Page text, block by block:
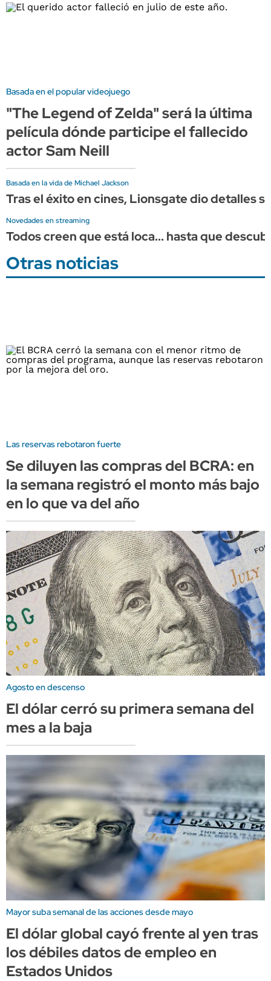
Basada en el popular videojuego
"The Legend of Zelda" será la última
película dónde participe el fallecido
actor Sam Neill
Basada en la vida de Michael Jackson
Tras el éxito en cines, Lionsgate dio detalles
Novedades en streaming
Todos creen que está loca... hasta que
Otras noticias
Las reservas rebotaron fuerte
Se diluyen las compras del BCRA: en
la semana registró el monto más bajo
en lo que va del año
Agosto en descenso
El dólar cerró su primera semana del
mes a la baja
Mayor suba semanal de las acciones desde mayo
El dólar global cayó frente al yen tras
los débiles datos de empleo en
Estados Unidos